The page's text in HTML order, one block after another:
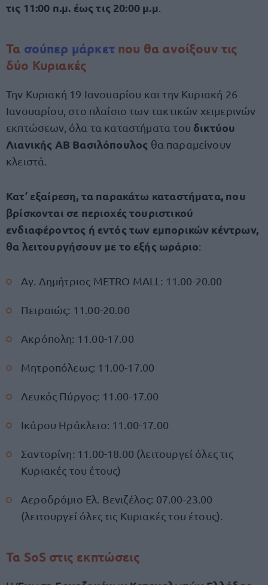
τις 11:00 π.μ. έως τις 20:00 μ.μ
Τα σούπερ μάρκετπου θα ανοίξουν τις
δύο Κυριακές
Την Κυριακή 19 Ιανουαρίου και την Κυριακή 26
Ιανουαρίου, στο πλαίσιο των τακτικών χειμερινών
εκπτώσεων, όλα τα καταστήματα του δικτύου
Λιανικής AB Βασιλόπουλος θα παραμείνουν
κλειστά.
Κατ’ εξαίρεση, τα παρακάτω καταστήματα, που
βρίσκονται σε περιοχές τουριστικού
ενδιαφέροντος ή εντός των εμπορικών κέντρων,
θα λειτουργήσουν με το εξής ωράριο:
Αγ. Δημήτριος METRO MALL: 11.00-20.00
Πειραιώς: 11.00-20.00
Ακρόπολη: 11.00-17.00
Μητροπόλεως: 11.00-17.00
Λευκός Πύργος: 11.00-17.00
Ικάρου Ηράκλειο: 11.00-17.00
Σαντορίνη: 11.00-18.00 (λειτουργεί όλες τις
Κυριακές του έτους)
Αεροδρόμιο Ελ. Βενιζέλος: 07.00-23.00
(λειτουργεί όλες τις Κυριακές του έτους).
Τα SoS στις εκπτώσεις